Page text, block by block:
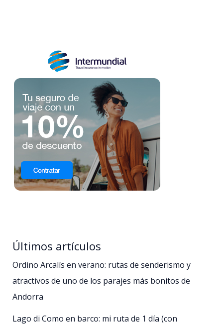
Últimos artículos
Ordino Arcalís en verano: rutas de senderismo y
atractivos de uno de los parajes más bonitos de
Andorra
Lago di Como en barco: mi ruta de 1 día (con